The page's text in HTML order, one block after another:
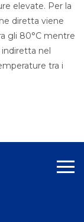
elevate. Per la
diretta viene
gli 80°C mentre
nel
tra i